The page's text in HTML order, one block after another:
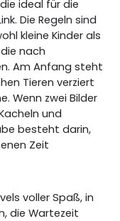
ideal für die
Die Regeln sind
kleine Kinder als
nach
Am Anfang steht
Tieren verziert
Wenn zwei Bilder
und
besteht darin,
Zeit
voller Spaß, in
die Wartezeit